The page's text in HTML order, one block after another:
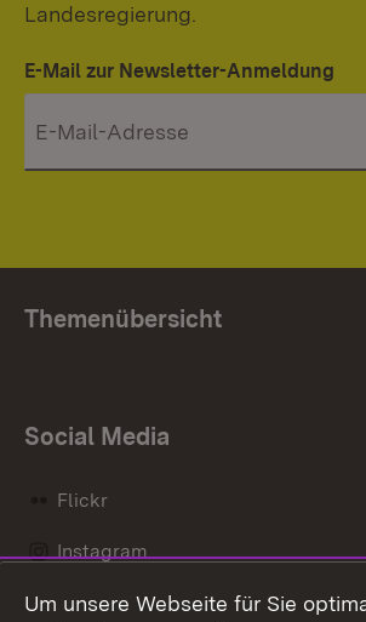
Landesregierung.
E-Mail zur Newsletter-Anmeldung
Themenübersicht
Social Media
Flickr
Instagram
Social Wall
Um unsere Webseite für Sie